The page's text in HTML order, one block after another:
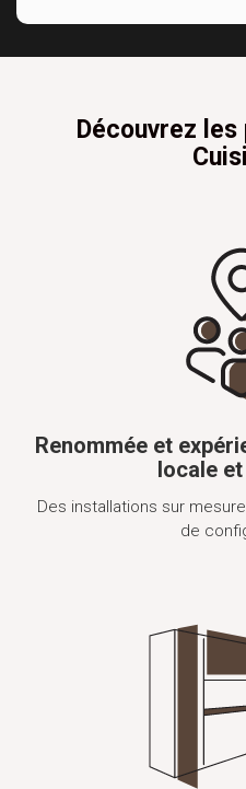
Découvrez
Renommée et
locale
Des installations sur
de